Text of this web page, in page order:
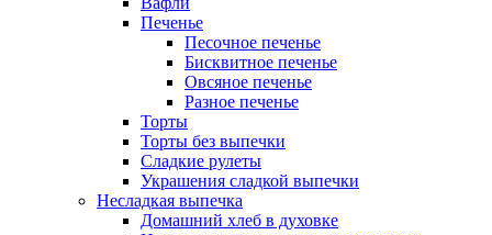
Печенье
Песочное печенье
Бисквитное печенье
Овсяное печенье
Разное печенье
Торты
Торты без выпечки
Сладкие рулеты
Украшения сладкой выпечки
Несладкая выпечка
Домашний хлеб в духовке